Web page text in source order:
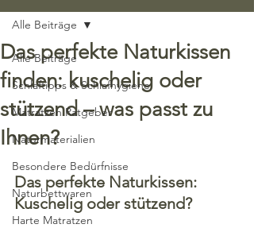
Alle Beiträge
Schlaftipps & Schlafhygiene
Matratzen Ratgeber
Naturmaterialien
Besondere Bedürfnisse
Naturbettwaren
Harte Matratzen
Alle Beiträge
Das perfekte Naturkissen
finden: kuschelig oder
stützend – was passt zu
Ihnen?
Das perfekte Naturkissen:
Kuschelig oder stützend?